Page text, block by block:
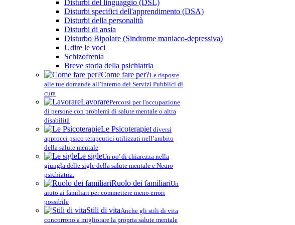
Disturbi del linguaggio (DSL)
Disturbi specifici dell'apprendimento (DSA)
Disturbi della personalità
Disturbi di ansia
Disturbo Bipolare (Sindrome maniaco-depressiva)
Udire le voci
Schizofrenia
Breve storia della psichiatria
Come fare per?Le risposte
alle tue domande all’interno dei Servizi Pubblici di
cura
LavorarePercorsi per l'occupazione
di persone con problemi di salute mentale o altra
disabilità
Le PsicoterapieI diversi
approcci psico terapeutici utilizzati nell’ambito
della salute mentale
Le sigleUn po' di chiarezza nella
giungla delle sigle della salute mentale e Neuro
psichiatria.
Ruolo dei familiariUn
aiuto ai familiari per commettere meno errori
possibile
Stili di vitaAnche gli stili di vita
concorrono a migliorare la propria salute mentale